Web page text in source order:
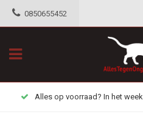
0850655452
Alles op voorraad? In het